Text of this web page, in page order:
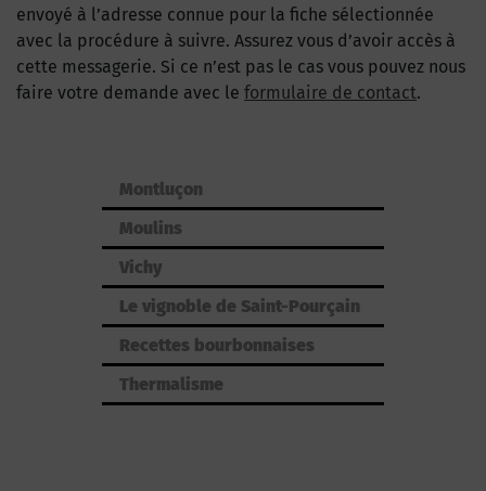
envoyé à l’adresse connue pour la fiche sélectionnée
avec la procédure à suivre. Assurez vous d’avoir accès à
cette messagerie. Si ce n’est pas le cas vous pouvez nous
faire votre demande avec le formulaire de contact.
Montluçon
Moulins
Vichy
Le vignoble de Saint-Pourçain
Recettes bourbonnaises
Thermalisme